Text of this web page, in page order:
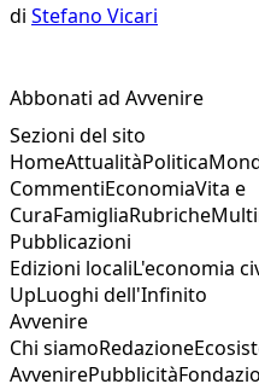
di Stefano Vicari
Abbonati ad Avvenire
Sezioni del sito
HomeAttualitàPolitica
CommentiEconomiaVita e
CuraFamigliaRubriche
Pubblicazioni
Edizioni localiL'economia
UpLuoghi dell'Infinito
Avvenire
Chi siamoRedazione
AvvenirePubblicità